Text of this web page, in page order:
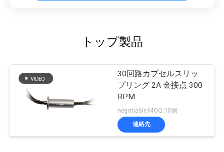
トップ製品
30回路カプセルスリッ
プリング 2A 金接点 300
RPM
negotiable MOQ:10個
連絡先